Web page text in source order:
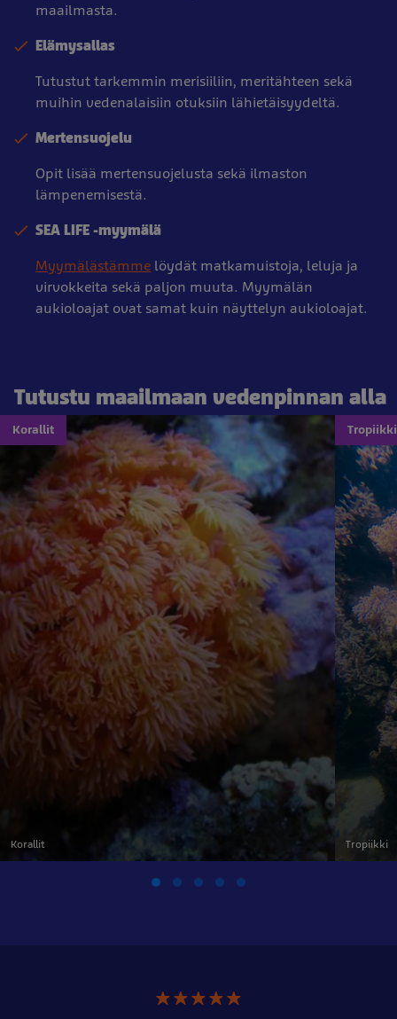
maailmasta.
Elämysallas
Tutustut tarkemmin merisiiliin, meritähteen sekä
muihin vedenalaisiin otuksiin lähietäisyydeltä.
Mertensuojelu
Opit lisää mertensuojelusta sekä ilmaston
lämpenemisestä.
SEA LIFE -myymälä
Myymälästämme löydät matkamuistoja, leluja ja
virvokkeita sekä paljon muuta. Myymälän
aukioloajat ovat samat kuin näyttelyn aukioloajat.
Tutustu maailmaan vedenpinnan alla
Korallit
Korallit
Tropiikki
Tropiikki
★★★★★